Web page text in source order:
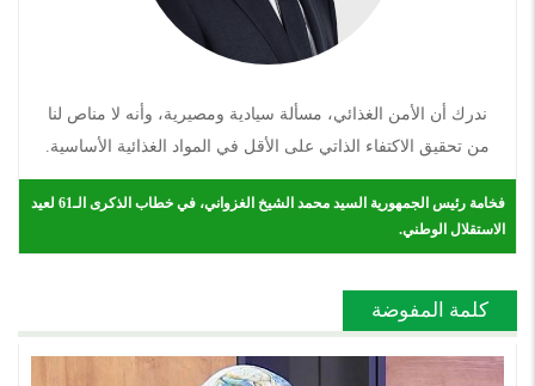
ندرك أن الأمن الغذائي، مسألة سيادية ومصيرية، وأنه لا مناص لنا
من تحقيق الاكتفاء الذاتي على الأقل في المواد الغذائية الأساسية.
فخامة رئيس الجمهورية السيد محمد الشيخ الغزواني، في خطاب الذكرى الـ61 لعيد
الاستقلال الوطني.
كلمة المفوضة